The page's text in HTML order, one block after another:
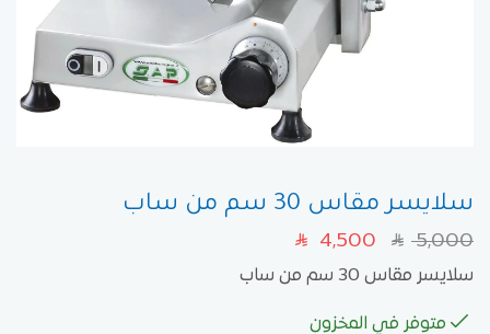
سلايسر مقاس 30 سم من ساب
SAR 5,000
SAR 4,500
سلايسر مقاس 30 سم من ساب
متوفر في المخزون